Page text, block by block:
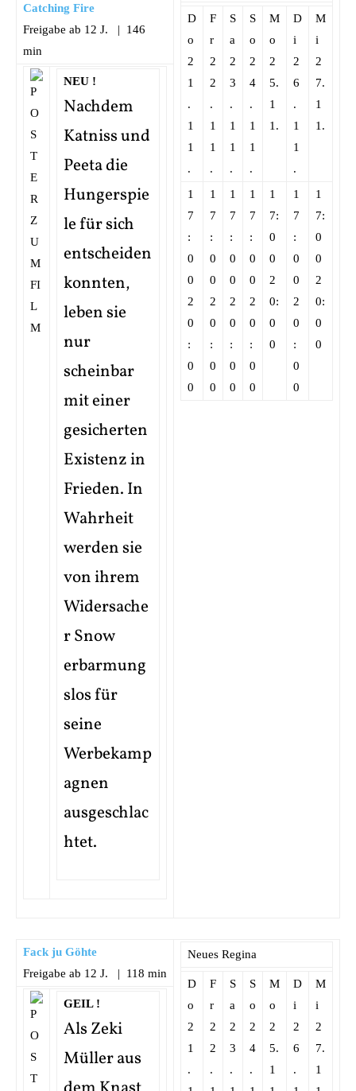
Catching Fire
Freigabe ab 12 J. | 146
min
D
o
2
1
.
1
1
.
F
r
2
2
.
1
1
.
S
a
2
3
.
1
1
.
S
o
2
4
.
1
1
.
M
o
2
5.
1
1.
D
i
2
6
.
1
1
.
M
i
2
7.
1
1.
1
7
:
0
0
2
0
:
0
0
1
7
:
0
0
2
0
:
0
0
1
7
:
0
0
2
0
:
0
0
1
7
:
0
0
2
0
:
0
0
1
7:
0
0
2
0:
0
0
1
7
:
0
0
2
0
:
0
0
1
7:
0
0
2
0:
0
0
NEU !
Nachdem
Katniss und
Peeta die
Hungerspie
le für sich
entscheiden
konnten,
leben sie
nur
scheinbar
mit einer
gesicherten
Existenz in
Frieden. In
Wahrheit
werden sie
von ihrem
Widersache
r Snow
erbarmung
slos für
seine
Werbekamp
agnen
ausgeschlac
htet.
Fack ju Göhte
Freigabe ab 12 J. | 118 min
Neues Regina
D
o
2
1
.
F
r
2
2
.
S
a
2
3
.
S
o
2
4
.
M
o
2
5.
1
D
i
2
6
.
M
i
2
7.
1
GEIL !
Als Zeki
Müller aus